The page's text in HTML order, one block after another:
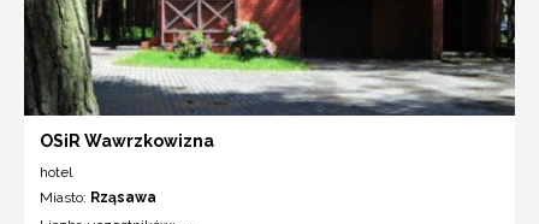
OSiR Wawrzkowizna
hotel
Miasto: Rząsawa